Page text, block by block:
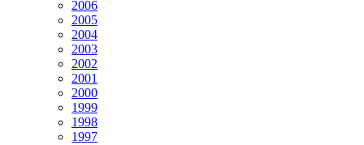
2006
2005
2004
2003
2002
2001
2000
1999
1998
1997